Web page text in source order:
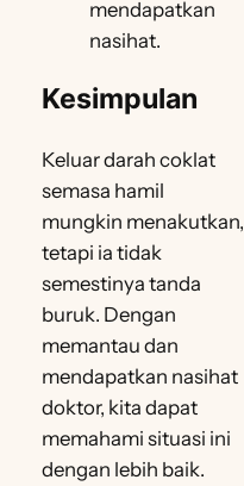
mendapatkan
nasihat.
Kesimpulan
Keluar darah coklat
semasa hamil
mungkin menakutkan,
tetapi ia tidak
semestinya tanda
buruk. Dengan
memantau dan
mendapatkan nasihat
doktor, kita dapat
memahami situasi ini
dengan lebih baik.